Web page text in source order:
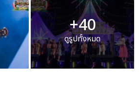
+40
ดูรูปทั้งหมด